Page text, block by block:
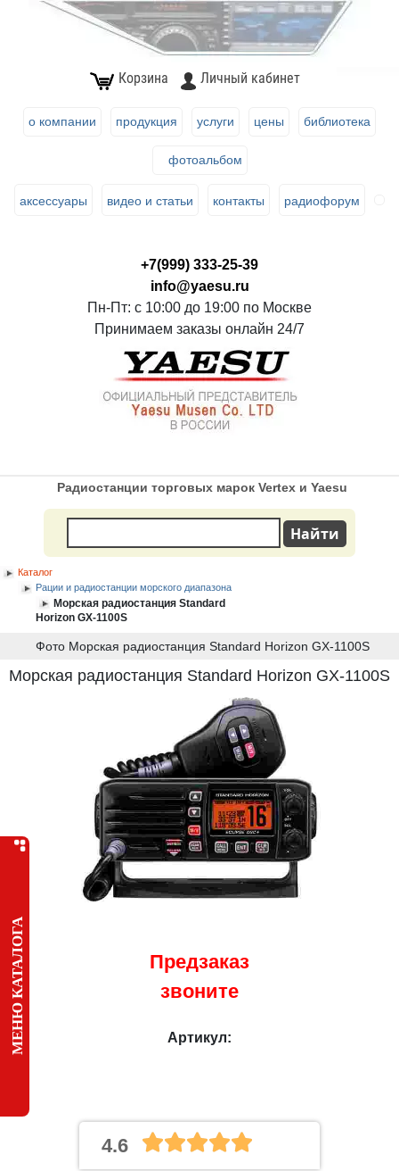
МЕНЮ КАТАЛОГА
Корзина Личный кабинет
о компании продукция услуги цены библиотека
фотоальбом
аксессуары видео и статьи контакты радиофорум
+7(999) 333-25-39
info@yaesu.ru
Пн-Пт: с 10:00 до 19:00 по Москве
Принимаем заказы онлайн 24/7
Радиостанции торговых марок Vertex и Yaesu
Каталог
Рации и радиостанции морского диапазона
Морская радиостанция Standard
Horizon GX-1100S
Фото Морская радиостанция Standard Horizon GX-1100S
Морская радиостанция Standard Horizon GX-1100S
Предзаказ
звоните
Артикул:
4.6